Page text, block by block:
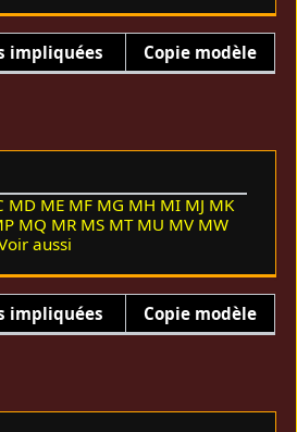
impliquées Copie modèle
MD ME MF MG MH MI MJ MK
MQ MR MS MT MU MV MW
aussi
impliquées Copie modèle